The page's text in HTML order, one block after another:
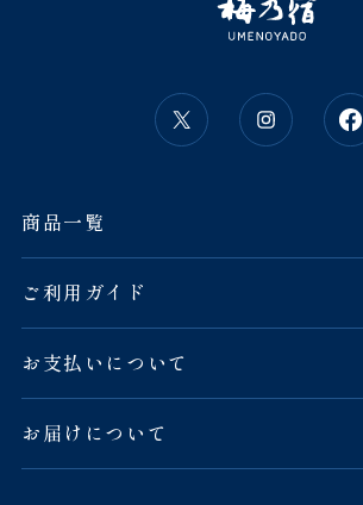
商品一覧
ご利用ガイド
お支払いについて
お届けについて